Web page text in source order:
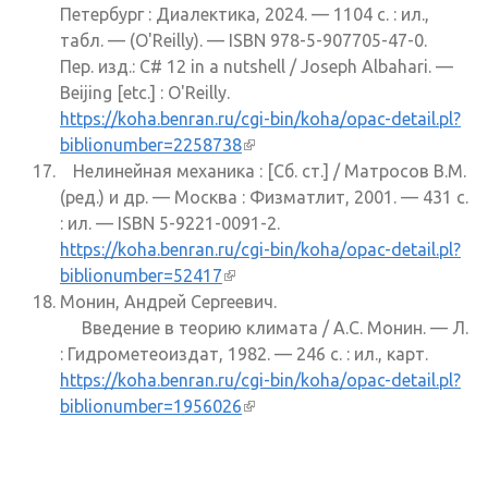
Петербург : Диалектика, 2024. — 1104 с. : ил.,
табл. — (O'Reilly). — ISBN 978-5-907705-47-0.
Пер. изд.: C# 12 in a nutshell / Joseph Albahari. —
Beijing [etc.] : O'Reilly.
https://koha.benran.ru/cgi-bin/koha/opac-detail.pl?
biblionumber=2258738(внешняя ссылка)
Нелинейная механика : [Сб. ст.] / Матросов В.М.
(ред.) и др. — Москва : Физматлит, 2001. — 431 с.
: ил. — ISBN 5-9221-0091-2.
https://koha.benran.ru/cgi-bin/koha/opac-detail.pl?
biblionumber=52417(внешняя ссылка)
Монин, Андрей Сергеевич.
Введение в теорию климата / А.С. Монин. — Л.
: Гидрометеоиздат, 1982. — 246 с. : ил., карт.
https://koha.benran.ru/cgi-bin/koha/opac-detail.pl?
biblionumber=1956026(внешняя ссылка)